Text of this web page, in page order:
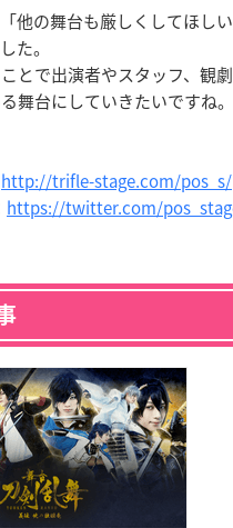
他の舞台も厳しくしてほし
た。
とで出演者やスタッフ、観
舞台にしていきたいですね。
http://trifle-stage.com/pos_s/
https://twitter.com/